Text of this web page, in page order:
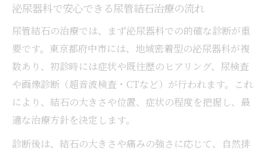
泌尿器科で安心できる尿管結石治療の流れ
尿管結石の治療では、まず泌尿器科での的確な診断が重
要です。東京都府中市には、地域密着型の泌尿器科が複
数あり、初診時には症状や既往歴のヒアリング、尿検査
や画像診断（超音波検査・CTなど）が行われます。これ
により、結石の大きさや位置、症状の程度を把握し、最
適な治療方針を決定します。
診断後は、結石の大きさや痛みの強さに応じて、自然排